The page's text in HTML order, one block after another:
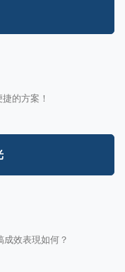
的方案！
效表現如何？